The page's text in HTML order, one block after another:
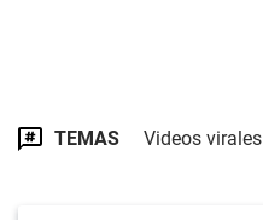
TEMAS Videos virales